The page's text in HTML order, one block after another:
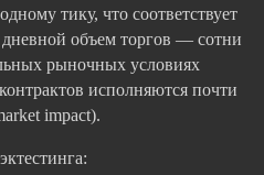
тику, что соответствует
объем торгов — сотни
рыночных условиях
исполняются почти
impact).